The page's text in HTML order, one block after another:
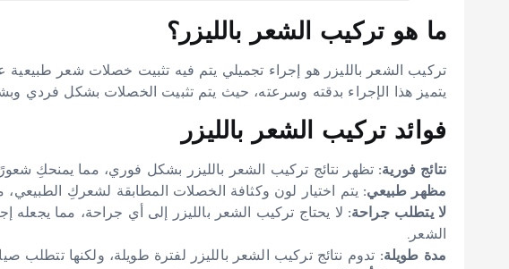
ما هو تركيب الشعر بالليزر؟
تركيب الشعر بالليزر هو إجراء تجميلي يتم فيه تثبيت خصلات شعر طبيعية
يتميز هذا الإجراء بدقته وسرعته، حيث يتم تثبيت الخصلات بشكل فردي
فوائد تركيب الشعر بالليزر
نتائج فورية: تظهر نتائج تركيب الشعر بالليزر بشكل فوري، مما يمنحكِ
مظهر طبيعي: يتم اختيار لون وكثافة الخصلات المطابقة لشعركِ الطبيعي،
لا يتطلب جراحة: لا يحتاج تركيب الشعر بالليزر إلى أي جراحة، مما يجعله
الشعر.
مدة طويلة: تدوم نتائج تركيب الشعر بالليزر لفترة طويلة، ولكنها تتطلب